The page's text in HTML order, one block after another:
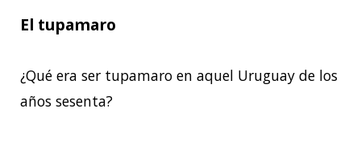
El tupamaro
¿Qué era ser tupamaro en aquel Uruguay de los
años sesenta?